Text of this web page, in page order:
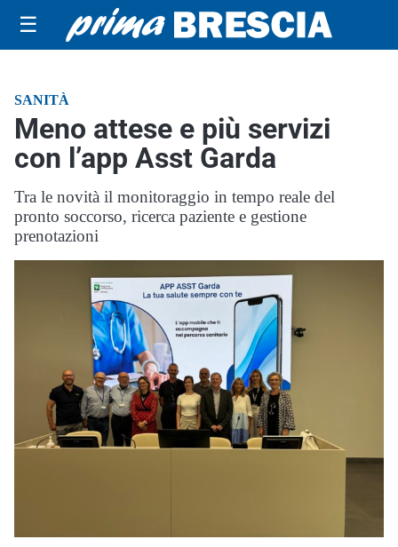
☰
SANITÀ
Meno attese e più servizi
con l’app Asst Garda
Tra le novità il monitoraggio in tempo reale del
pronto soccorso, ricerca paziente e gestione
prenotazioni